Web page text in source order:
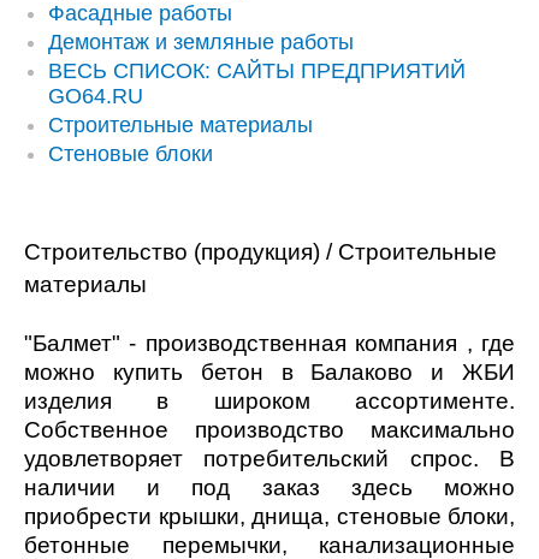
Фасадные работы
Демонтаж и земляные работы
ВЕСЬ СПИСОК: САЙТЫ ПРЕДПРИЯТИЙ
GO64.RU
Строительные материалы
Стеновые блоки
Строительство (продукция) / Строительные
материалы
"Балмет" - производственная компания , где
можно купить бетон в Балаково и ЖБИ
изделия в широком ассортименте.
Собственное производство максимально
удовлетворяет потребительский спрос. В
наличии и под заказ здесь можно
приобрести крышки, днища, стеновые блоки,
бетонные перемычки, канализационные